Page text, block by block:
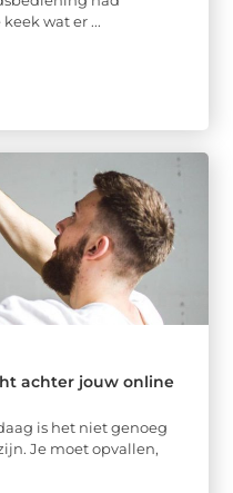
wat er ...
achter jouw online
is het niet genoeg
Je moet opvallen,